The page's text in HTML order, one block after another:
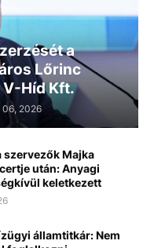
a
Lőrinc
Híd Kft.
06, 2026
szervezők Majka
után: Anyagi
keletkezett
államtitkár: Nem